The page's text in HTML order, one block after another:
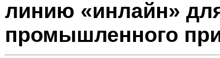
линию «инлайн»
промышленного